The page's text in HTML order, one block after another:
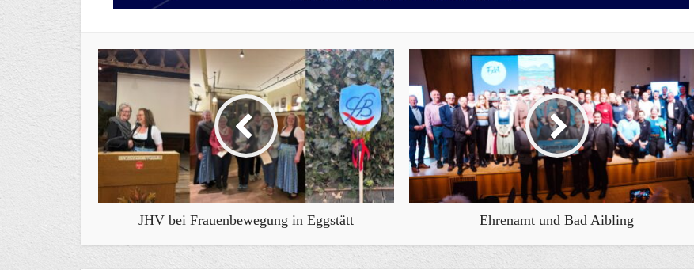
JHV bei Frauenbewegung in Eggstätt Ehrenamt und Bad Aibling